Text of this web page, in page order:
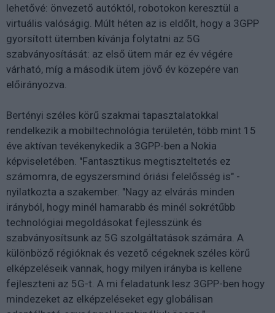
lehetővé: önvezető autóktól, robotokon keresztül a
virtuális valóságig. Múlt héten az is eldőlt, hogy a 3GPP
gyorsított ütemben kívánja folytatni az 5G
szabványosítását: az első ütem már ez év végére
várható, míg a második ütem jövő év közepére van
előirányozva.
Bertényi széles körű szakmai tapasztalatokkal
rendelkezik a mobiltechnológia területén, több mint 15
éve aktívan tevékenykedik a 3GPP-ben a Nokia
képviseletében. "Fantasztikus megtiszteltetés ez
számomra, de egyszersmind óriási felelősség is" -
nyilatkozta a szakember. "Nagy az elvárás minden
irányból, hogy minél hamarabb és minél sokrétűbb
technológiai megoldásokat fejlesszünk és
szabványosítsunk az 5G szolgáltatások számára. A
különböző régióknak és vezető cégeknek széles körű
elképzeléseik vannak, hogy milyen irányba is kellene
fejleszteni az 5G-t. A mi feladatunk lesz 3GPP-ben hogy
mindezeket az elképzeléseket egy globálisan